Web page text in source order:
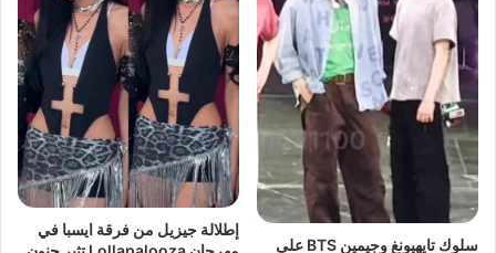
سلوك تايهيونغ وجيمين BTS على
إطلالة جيزيل من فرقة ايسبا في